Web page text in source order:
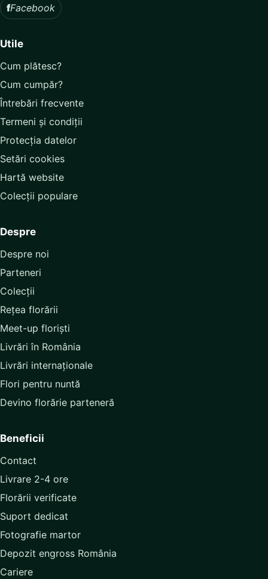
fFacebook
Utile
Cum plătesc?
Cum cumpăr?
Întrebări frecvente
Termeni și condiții
Protecția datelor
Setări cookies
Hartă website
Colecții populare
Despre
Despre noi
Parteneri
Colecții
Rețea florării
Meet-up floriști
Livrări în România
Livrări internaționale
Flori pentru nuntă
Devino florărie parteneră
Beneficii
Contact
Livrare 2-4 ore
Florării verificate
Suport dedicat
Fotografie martor
Depozit engross România
Cariere